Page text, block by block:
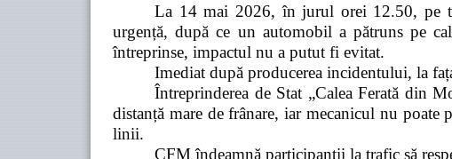
La 14 mai 2026, în jurul orei 12.50, pe
urgență, după ce un automobil a pătruns pe
întreprinse, impactul nu a putut fi evitat.
Imediat după producerea incidentului, la
Întreprinderea de Stat „Calea Ferată din
distanță mare de frânare, iar mecanicul nu
linii.
CFM îndeamnă participanții la trafic să